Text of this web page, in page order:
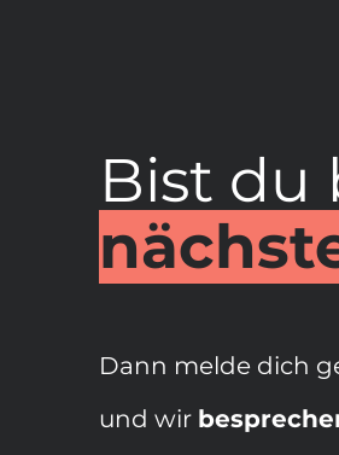
Bist du
Dann melde dich
und wir